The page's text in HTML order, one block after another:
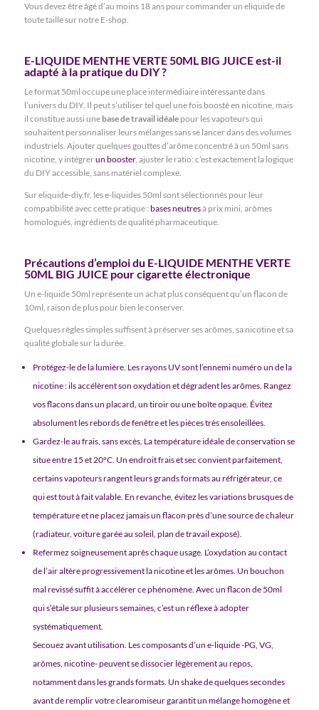
Vous devez être âgé d’au moins 18 ans pour commander un eliquide de
toute taille sur notre E-shop.
E-LIQUIDE MENTHE VERTE 50ML BIG JUICE est-il
adapté à la pratique du DIY ?
Le format 50ml occupe une place intermédiaire intéressante dans
l’univers du DIY. Il peut s’utiliser tel quel une fois boosté en nicotine, mais
il constitue aussi une base de travail idéalepour les vapoteurs qui
souhaitent personnaliser leurs mélanges sans se lancer dans des volumes
industriels. Ajouter quelques gouttes d’arôme concentré à un 50ml sans
nicotine, y intégrerun booster, ajuster le ratio: c’est exactement la logique
du DIY accessible, sans matériel complexe.
Sur eliquide-diy.fr, les e-liquides 50ml sont sélectionnés pour leur
compatibilité avec cette pratique : bases neutresà prix mini, arômes
homologués, ingrédients de qualité pharmaceutique.
Précautions d’emploi du E-LIQUIDE MENTHE VERTE
50ML BIG JUICE pour cigarette électronique
Un e-liquide 50ml représente un achat plus conséquent qu’un flacon de
10ml, raison de plus pour bien le conserver.
Quelques règles simples suffisent à préserver ses arômes, sa nicotine et sa
qualité globale sur la durée.
Protégez-le de la lumière. Les rayons UV sont l’ennemi numéro un de la
nicotine : ils accélèrent son oxydation et dégradent les arômes. Rangez
vos flacons dans un placard, un tiroir ou une boîte opaque. Évitez
absolument les rebords de fenêtre et les pièces très ensoleillées.
Gardez-le au frais, sans excès. La température idéale de conservation se
situe entre 15 et 20°C. Un endroit frais et sec convient parfaitement,
certains vapoteurs rangent leurs grands formats au réfrigérateur, ce
qui est tout à fait valable. En revanche, évitez les variations brusques de
température et ne placez jamais un flacon près d’une source de chaleur
(radiateur, voiture garée au soleil, plan de travail exposé).
Refermez soigneusement après chaque usage. L’oxydation au contact
de l’air altère progressivement la nicotine et les arômes. Un bouchon
mal revissé suffit à accélérer ce phénomène. Avec un flacon de 50ml
qui s’étale sur plusieurs semaines, c’est un réflexe à adopter
systématiquement.
Secouez avant utilisation. Les composants d’un e-liquide -PG, VG,
arômes, nicotine- peuvent se dissocier légèrement au repos,
notamment dans les grands formats. Un shake de quelques secondes
avant de remplir votre clearomiseur garantit un mélange homogène et